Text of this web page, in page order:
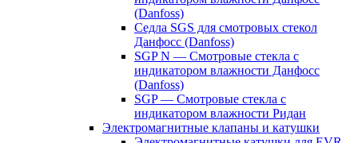
(Danfoss)
Седла SGS для смотровых стекол
Данфосс (Danfoss)
SGP N — Смотровые стекла с
индикатором влажности Данфосс
(Danfoss)
SGP — Смотровые стекла с
индикатором влажности Ридан
Электромагнитные клапаны и катушки